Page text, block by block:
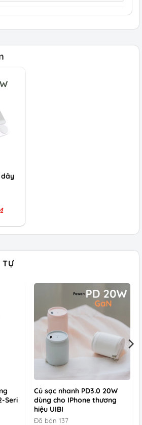
dây
₫Khoảng
từ
TỰ
Seri
Củ sạc nhanh PD3.0 20W
dùng cho IPhone thương
hiệu UIBI
Đã bán 137